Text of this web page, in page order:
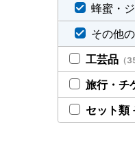
蜂蜜・
その他
工芸品 （
旅行・チ
セット類